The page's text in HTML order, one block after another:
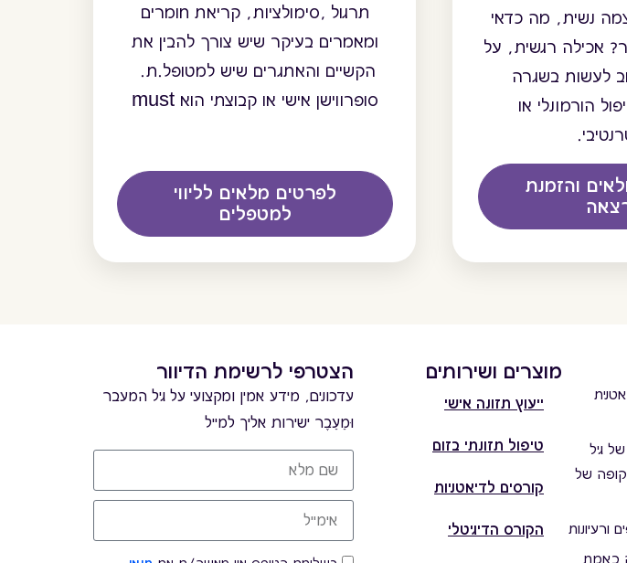
נשית, מה כדאי
אכילה רגשית, על
לעשות בשגרה
הורמונלי או
והזמנת
תרגול ,סימולציות, קריאת חומרים
ומאמרים בעיקר שיש צורך להבין את
הקשיים והאתגרים שיש למטופל.ת.
סופרווישן אישי או קבוצתי הוא must
לפרטים מלאים לליווי
למטפלים
גיל
של
באמת
מוצרים ושירותים
ייעוץ תזונה אישי
טיפול תזונתי בזום
קורסים לדיאטניות
הקורס הדיגיטלי
הצטרפי לרשימת הדיוור
עדכונים, מידע אמין ומקצועי על גיל המעבר
וּמֵעֵבֶר ישירות אליך למייל